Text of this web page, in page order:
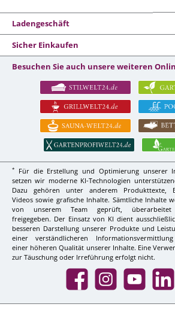
Ladengeschäft
Sicher Einkaufen
Besuchen Sie auch unsere weiteren
*
Für die Erstellung und Optimierung unserer
setzen wir moderne KI-Technologien
Dazu gehören unter anderem Produkttexte,
Videos sowie grafische Inhalte. Sämtliche Inhalte
von unserem Team geprüft,
freigegeben. Der Einsatz von KI dient
besseren Darstellung unserer Produkte und
einer verständlicheren
einer höheren Qualität unserer Inhalte. Eine
zur Täuschung oder Irreführung erfolgt nicht.
Facebook InstagramYouTube LinkedIn